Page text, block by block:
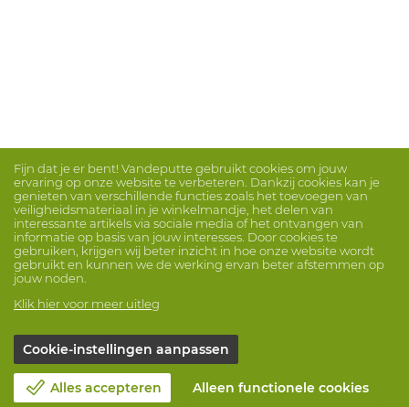
Fijn dat je er bent! Vandeputte gebruikt cookies om jouw
ervaring op onze website te verbeteren. Dankzij cookies kan je
genieten van verschillende functies zoals het toevoegen van
veiligheidsmateriaal in je winkelmandje, het delen van
interessante artikels via sociale media of het ontvangen van
informatie op basis van jouw interesses. Door cookies te
gebruiken, krijgen wij beter inzicht in hoe onze website wordt
gebruikt en kunnen we de werking ervan beter afstemmen op
jouw noden.
Klik hier voor meer uitleg
Cookie-instellingen aanpassen
Alles accepteren Alleen functionele cookies